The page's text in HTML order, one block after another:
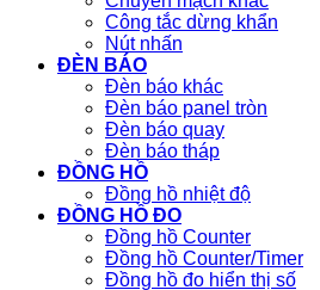
Công tắc dừng khẩn
Nút nhấn
ĐÈN BÁO
Đèn báo khác
Đèn báo panel tròn
Đèn báo quay
Đèn báo tháp
ĐỒNG HỒ
Đồng hồ nhiệt độ
ĐỒNG HỒ ĐO
Đồng hồ Counter
Đồng hồ Counter/Timer
Đồng hồ đo hiển thị số